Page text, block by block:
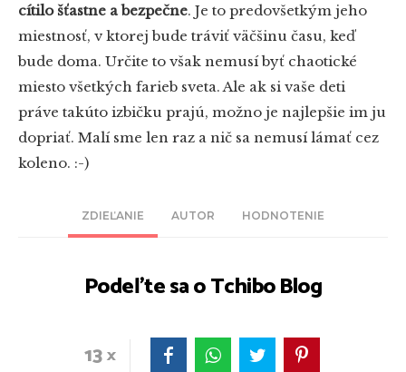
ZDIEĽANIE AUTOR HODNOTENIE
Podeľte sa o Tchibo Blog
13
cítilo šťastne a bezpečne. Je to predovšetkým jeho
miestnosť, v ktorej bude tráviť väčšinu času, keď
bude doma. Určite to však nemusí byť chaotické
miesto všetkých farieb sveta. Ale ak si vaše deti
práve takúto izbičku prajú, možno je najlepšie im ju
dopriať. Malí sme len raz a nič sa nemusí lámať cez
koleno. :-)